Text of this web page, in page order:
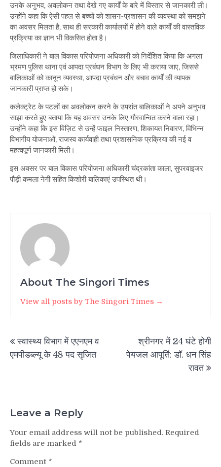
उनके अनुभव, अवलोकन तथा देखे गए कार्यों के बारे में विस्तार से जानकारी ली।
उन्होंने कहा कि ऐसी पहल से बच्चों को शासन-प्रशासन की व्यवस्था को समझने
का अवसर मिलता है, साथ ही सरकारी कार्यालयों में होने वाले कार्यों की वास्तविक
प्रक्रिया का ज्ञान भी विकसित होता है।
जिलाधिकारी ने बाल विकास परियोजना अधिकारी को निर्देशित किया कि अगला
भ्रमण पुलिस थाना एवं आपदा प्रबंधन विभाग के लिए भी कराया जाए, जिससे
बालिकाओं को कानून व्यवस्था, आपदा प्रबंधन और बचाव कार्यों की व्यापक
जानकारी प्राप्त हो सके।
कलेक्ट्रेट के पटलों का अवलोकन करने के उपरांत बालिकाओं ने अपने अनुभव
साझा करते हुए बताया कि यह अवसर उनके लिए गौरवान्वित करने वाला रहा।
उन्होंने कहा कि इस विज़िट से उन्हें फाइल निस्तारण, शिकायत निवारण, विभिन्न
विभागीय योजनाओं, राजस्व कार्यवाही तथा प्रशासनिक प्रक्रिया की नई व
महत्वपूर्ण जानकारी मिली।
इस अवसर पर बाल विकास परियोजना अधिकारी चंद्रकांता काला, सुपरवाइजर
पौड़ी कमला नेगी सहित किशोरी बालिकाएं उपस्थित थी।
About The Singori Times
View all posts by The Singori Times →
navigation
स्वास्थ्य विभाग में एएनएम व
एमपीडब्ल्यू के 48 पद सृजित
श्रीनगर में 24 घंटे होगी
पेयजल आपूर्ति: डॉ. धन सिंह
रावत
Leave a Reply
Your email address will not be published. Required
fields are marked *
Comment *